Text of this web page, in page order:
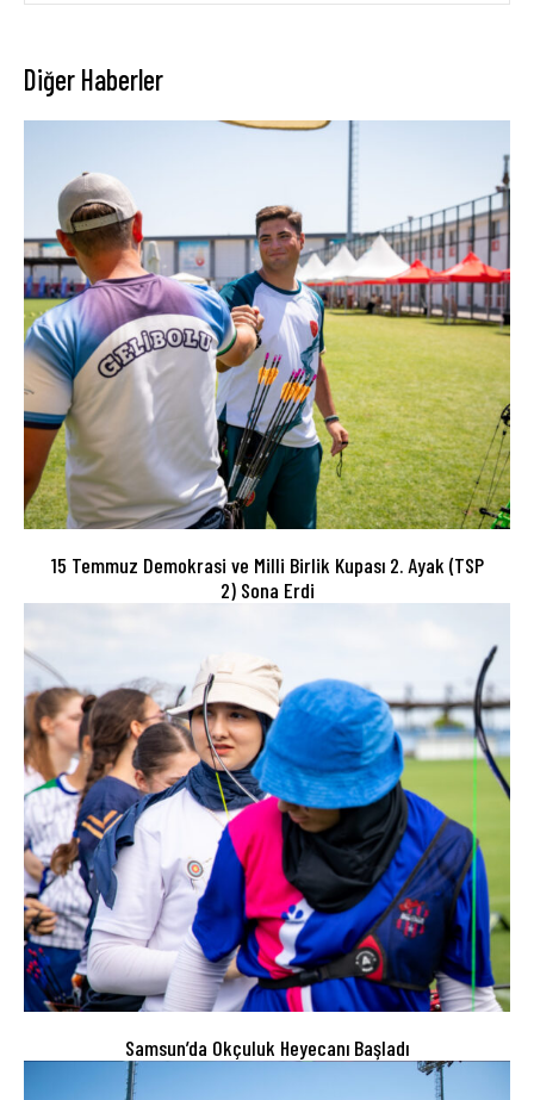
Diğer Haberler
15 Temmuz Demokrasi ve Milli Birlik Kupası 2. Ayak (TSP
2) Sona Erdi
Samsun’da Okçuluk Heyecanı Başladı